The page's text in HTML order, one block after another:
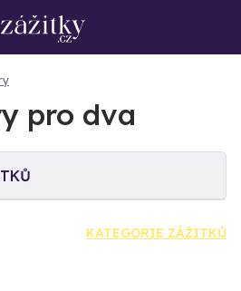
pro dva
KATEGORIE ZÁŽITKŮ